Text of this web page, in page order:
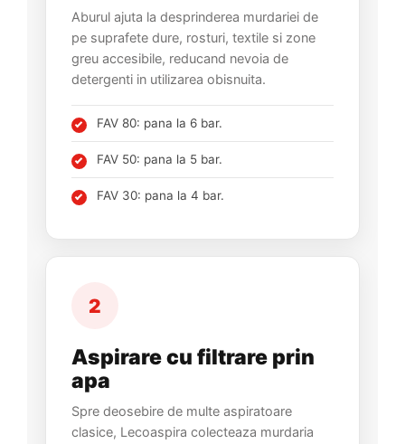
Aburul ajuta la desprinderea murdariei de
pe suprafete dure, rosturi, textile si zone
greu accesibile, reducand nevoia de
detergenti in utilizarea obisnuita.
FAV 80: pana la 6 bar.
FAV 50: pana la 5 bar.
FAV 30: pana la 4 bar.
2
Aspirare cu filtrare prin
apa
Spre deosebire de multe aspiratoare
clasice, Lecoaspira colecteaza murdaria